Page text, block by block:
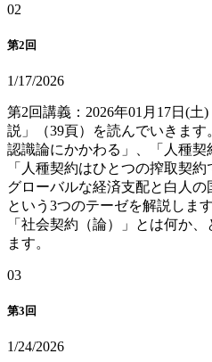
02
第2回
1/17/2026
第2回講義：2026年01月17日(土
説」（39頁）を読んでいきます
認識論にかかわる」、「人種契
「人種契約はひとつの搾取契
グローバルな経済支配と白人の
という3つのテーゼを解説しま
「社会契約（論）」とは何か
ます。
03
第3回
1/24/2026